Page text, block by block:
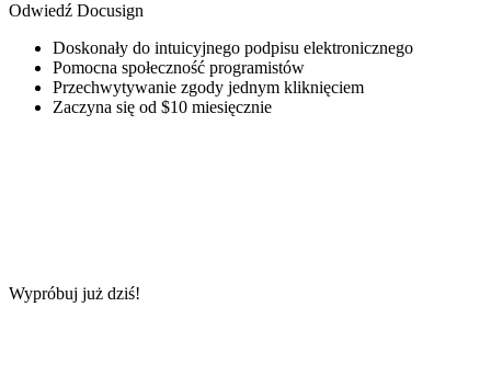
Odwiedź Docusign
Doskonały do intuicyjnego podpisu elektronicznego
Pomocna społeczność programistów
Przechwytywanie zgody jednym kliknięciem
Zaczyna się od $10 miesięcznie
Wypróbuj już dziś!